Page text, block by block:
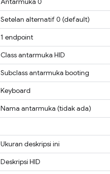
Setelan alternatif 0 (default)
1 endpoint
Class antarmuka HID
Subclass antarmuka booting
Keyboard
Nama antarmuka (tidak ada)
Ukuran deskripsi ini
Deskripsi HID